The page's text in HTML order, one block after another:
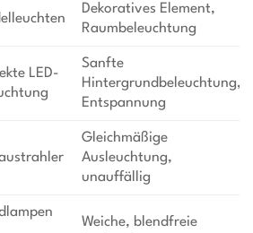
Dekoratives Element,
Raumbeleuchtung
LED-
Sanfte
Hintergrundbeleuchtung,
Entspannung
Gleichmäßige
Ausleuchtung,
unauffällig
Weiche, blendfreie